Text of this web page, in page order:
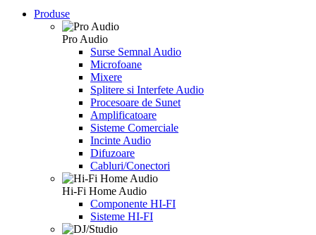
Produse
Pro Audio
Surse Semnal Audio
Microfoane
Mixere
Splitere si Interfete Audio
Procesoare de Sunet
Amplificatoare
Sisteme Comerciale
Incinte Audio
Difuzoare
Cabluri/Conectori
Hi-Fi Home Audio
Componente HI-FI
Sisteme HI-FI